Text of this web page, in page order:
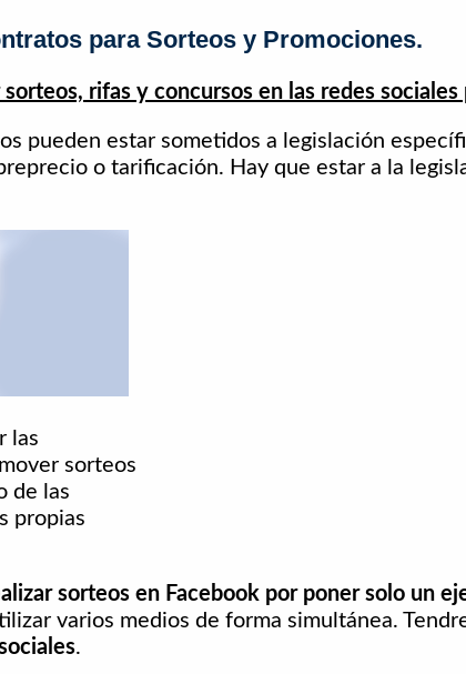
para Sorteos y Promociones.
sorteos, rifas y concursos en las redes
pueden estar sometidos a legislación
o tarificación. Hay que estar a la
las
sorteos
de las
propias
sorteos en Facebook por poner solo un
varios medios de forma simultánea.
.